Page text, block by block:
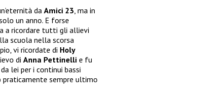
da Amici 23, ma in
un anno. E forse
a ricordare tutti gli allievi
scuola nella scorsa
vi ricordate di Holy
di Anna Pettinelli e fu
lei per i continui bassi
sempre ultimo